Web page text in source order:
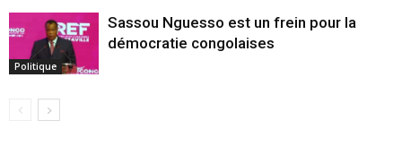
Politique
Sassou Nguesso est un frein pour la
démocratie congolaises